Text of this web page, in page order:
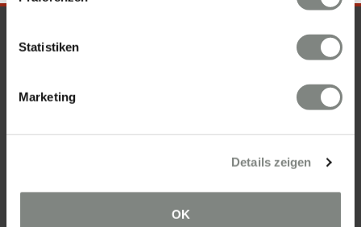
Statistiken
Marketing
Details zeigen
OK
SICHERHEIT & KOMPETENZ